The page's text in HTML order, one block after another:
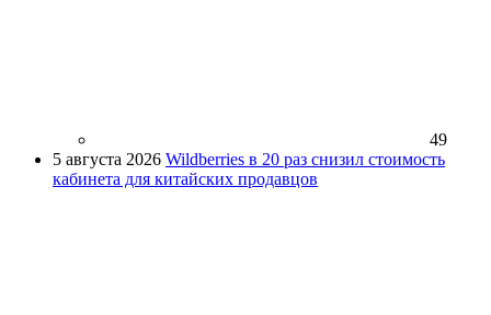
49
5 августа 2026 Wildberries в 20 раз снизил стоимость
кабинета для китайских продавцов